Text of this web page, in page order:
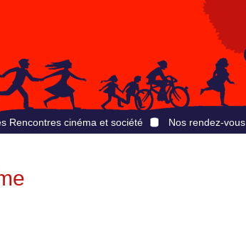
Rencontres cinéma et société Nos rendez-vous